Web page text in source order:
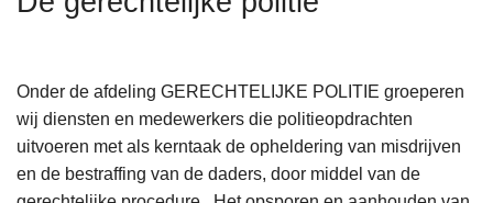
Onder de afdeling GERECHTELIJKE POLITIE groeperen
wij diensten en medewerkers die politieopdrachten
uitvoeren met als kerntaak de opheldering van misdrijven
en de bestraffing van de daders, door middel van de